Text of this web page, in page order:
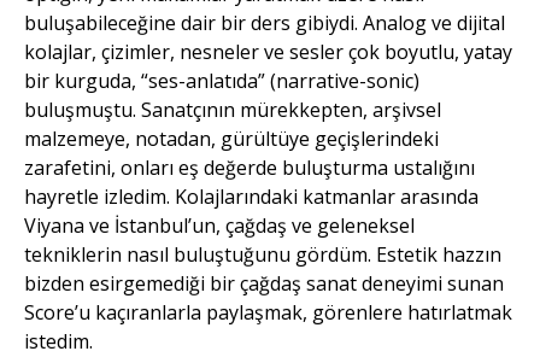
buluşabileceğine dair bir ders gibiydi. Analog ve dijital
kolajlar, çizimler, nesneler ve sesler çok boyutlu, yatay
bir kurguda, “ses-anlatıda” (narrative-sonic)
buluşmuştu. Sanatçının mürekkepten, arşivsel
malzemeye, notadan, gürültüye geçişlerindeki
zarafetini, onları eş değerde buluşturma ustalığını
hayretle izledim. Kolajlarındaki katmanlar arasında
Viyana ve İstanbul’un, çağdaş ve geleneksel
tekniklerin nasıl buluştuğunu gördüm. Estetik hazzın
bizden esirgemediği bir çağdaş sanat deneyimi sunan
Score’u kaçıranlarla paylaşmak, görenlere hatırlatmak
istedim.